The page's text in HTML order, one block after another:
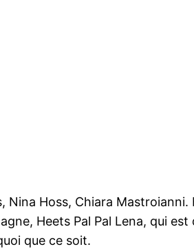
Hoss, Chiara Mastroianni.
Heets Pal Pal Lena, qui
que ce soit.